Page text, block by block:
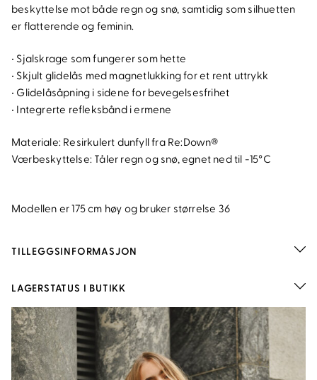
beskyttelse mot både regn og snø, samtidig som silhuetten
er flatterende og feminin.
• Sjalskrage som fungerer som hette
• Skjult glidelås med magnetlukking for et rent uttrykk
• Glidelåsåpning i sidene for bevegelsesfrihet
• Integrerte refleksbånd i ermene
Materiale: Resirkulert dunfyll fra Re:Down®
Værbeskyttelse: Tåler regn og snø, egnet ned til -15°C
Modellen er 175 cm høy og bruker størrelse 36
TILLEGGSINFORMASJON
LAGERSTATUS I BUTIKK